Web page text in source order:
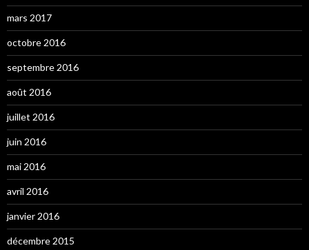
mars 2017
octobre 2016
septembre 2016
août 2016
juillet 2016
juin 2016
mai 2016
avril 2016
janvier 2016
décembre 2015